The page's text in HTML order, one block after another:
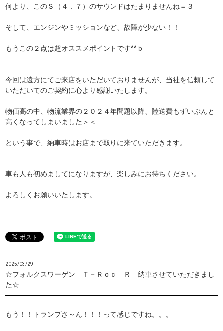
何より、このＳ（４．７）のサウンドはたまりませんね＝３
そして、エンジンやミッションなど、故障が少ない！！
もうこの２点は超オススメポイントです^^ｂ
今回は遠方にてご来店をいただいておりませんが、当社を信頼して
いただいてのご契約に心より感謝いたします。
物価高の中、物流業界の２０２４年問題以降、陸送費もずいぶんと
高くなってしまいました＞＜
という事で、納車時はお店まで取りに来ていただきます。
車も人も初めましてになりますが、楽しみにお待ちください。
よろしくお願いいたします。
2025/03/29
☆フォルクスワーゲン Ｔ－Ｒｏｃ Ｒ 納車させていただきまし
た☆
もう！！トランプさ～ん！！！って感じですね。。。